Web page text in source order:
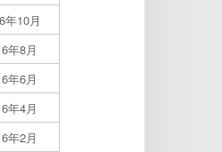
年10月
年8月
年6月
年4月
年2月